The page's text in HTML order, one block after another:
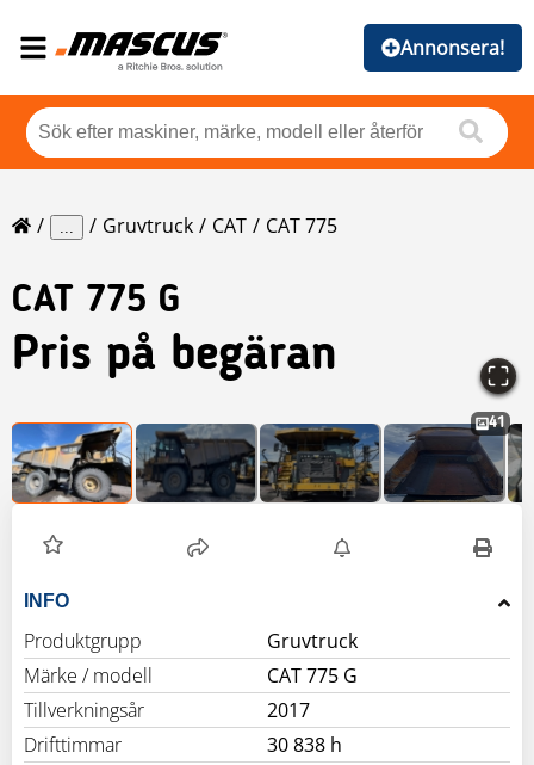
Annonsera!
... Gruvtruck CAT CAT 775
CAT 775 G
Pris på begäran
41
INFO
Produktgrupp
Gruvtruck
Märke / modell
CAT 775 G
Tillverkningsår
2017
Drifttimmar
30 838 h